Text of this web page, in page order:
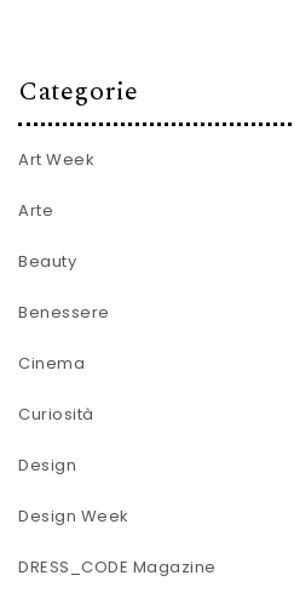
Categorie
Art Week
Arte
Beauty
Benessere
Cinema
Curiosità
Design
Design Week
DRESS_CODE Magazine